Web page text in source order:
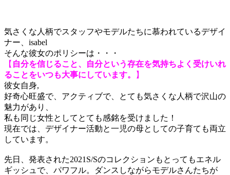
気さくな人柄でスタッフやモデルたちに慕われているデザイ
ナー、isabel
そんな彼女のポリシーは・・・
【 自分を信じること、自分という存在を気持ちよく受けいれ
ることをいつも大事にしています。
】
彼女自身,
好奇心旺盛で、アクティブで、とても気さくな人柄で沢山の
魅力があり、
私も同じ女性としてとても感銘を受けました！
現在では、デザイナー活動と一児の母としての子育ても両立
しています。
先日、発表された2021S/Sのコレクションもとってもエネル
ギッシュで、パワフル。ダンスしながらモデルさんたちが